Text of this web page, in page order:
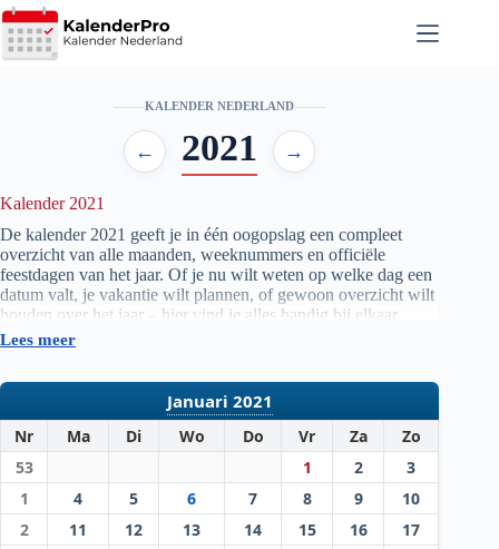
Ga
naar
de
KALENDER NEDERLAND
← 2021 →
Kalender 2021
De kalender 2021 geeft je in één oogopslag een compleet
overzicht van alle maanden, weeknummers en officiële
feestdagen van het jaar. Of je nu wilt weten op welke dag een
datum valt, je vakantie wilt plannen, of gewoon overzicht wilt
houden over het jaar – hier vind je alles handig bij elkaar.
2021:
Lees meer
Januari 2021
Nr Ma Di Wo Do Vr Za
Zo
53
1 2
3
1
4 5 6 7 8 9
10
2
11 12 13 14 15 16
17